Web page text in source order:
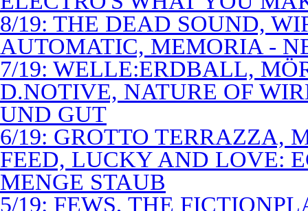
8/19: THE DEAD SOUND,
AUTOMATIC, MEMORIA -
7/19: WELLE:ERDBALL,
D.NOTIVE, NATURE OF
UND GUT
6/19: GROTTO TERRAZZA,
FEED, LUCKY AND LOVE:
MENGE STAUB
5/19: FEWS, THE